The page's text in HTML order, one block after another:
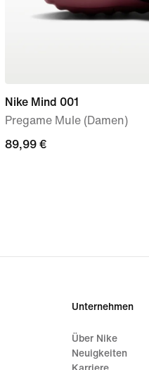
Nike Mind 001
Pregame Mule (Damen)
89,99 €
89,99 €
Unternehmen
Über Nike
Neuigkeiten